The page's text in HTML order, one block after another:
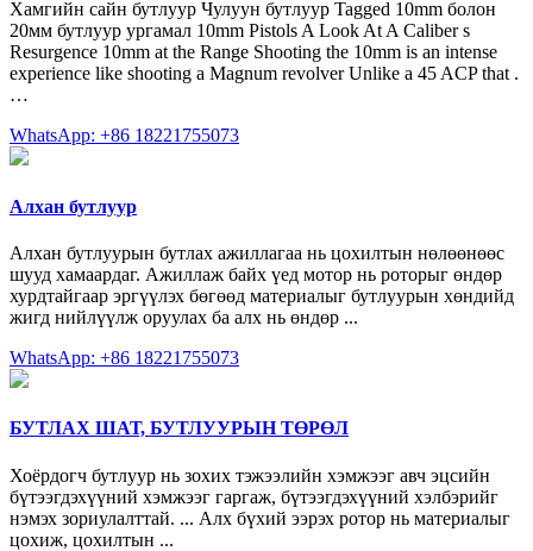
Хамгийн сайн бутлуур Чулуун бутлуур Tagged 10mm болон
20мм бутлуур ургамал 10mm Pistols A Look At A Caliber s
Resurgence 10mm at the Range Shooting the 10mm is an intense
experience like shooting a Magnum revolver Unlike a 45 ACP that .
…
WhatsApp: +86 18221755073
Алхан бутлуур
Алхан бутлуурын бутлах ажиллагаа нь цохилтын нөлөөнөөс
шууд хамаардаг. Ажиллаж байх үед мотор нь роторыг өндөр
хурдтайгаар эргүүлэх бөгөөд материалыг бутлуурын хөндийд
жигд нийлүүлж оруулах ба алх нь өндөр ...
WhatsApp: +86 18221755073
БУТЛАХ ШАТ, БУТЛУУРЫН ТӨРӨЛ
Хоёрдогч бутлуур нь зохих тэжээлийн хэмжээг авч эцсийн
бүтээгдэхүүний хэмжээг гаргаж, бүтээгдэхүүний хэлбэрийг
нэмэх зориулалттай. ... Алх бүхий ээрэх ротор нь материалыг
цохиж, цохилтын ...